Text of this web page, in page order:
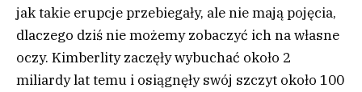
jak takie erupcje przebiegały, ale nie mają pojęcia,
dlaczego dziś nie możemy zobaczyć ich na własne
oczy. Kimberlity zaczęły wybuchać około 2
miliardy lat temu i osiągnęły swój szczyt około 100